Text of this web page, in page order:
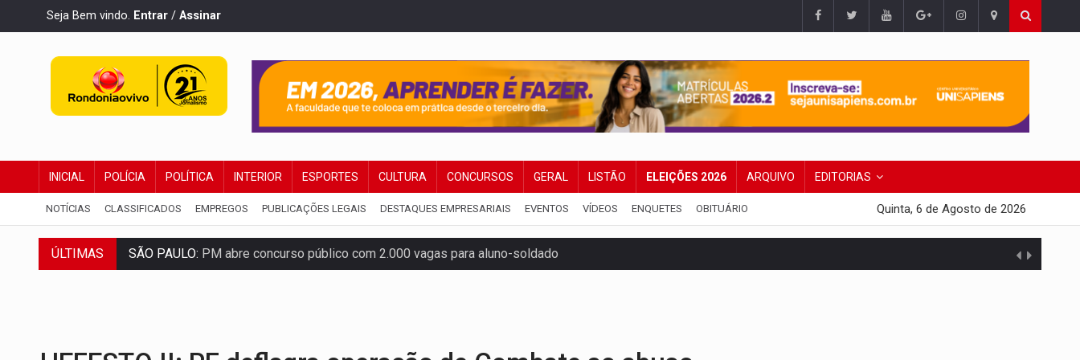
Seja Bem vindo. Entrar / Assinar
INICIAL POLÍCIA POLÍTICA INTERIOR ESPORTES CULTURA CONCURSOS GERAL LISTÃO ELEIÇÕES 2026 ARQUIVO EDITORIAS
NOTÍCIAS CLASSIFICADOS EMPREGOS PUBLICAÇÕES LEGAIS DESTAQUES EMPRESARIAIS EVENTOS VÍDEOS ENQUETES OBITUÁRIO Quinta, 6 de Agosto de 2026
ÚLTIMAS
SÃO PAULO:PM abre concurso público com 2.000 vagas para aluno-soldado
CINEAMAZÔNIA:Filmes rondonienses provocam debate sobre temas urgentes entre estudantes